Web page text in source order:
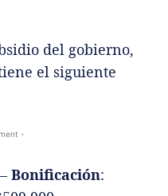
del gobierno,
el siguiente
-
Bonificación: